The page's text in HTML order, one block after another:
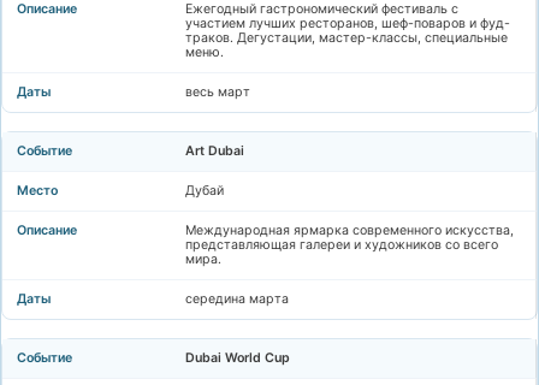
Ежегодный гастрономический фестиваль с
участием лучших ресторанов, шеф-поваров и фуд-
траков. Дегустации, мастер-классы, специальные
меню.
весь март
Art Dubai
Дубай
Международная ярмарка современного искусства,
представляющая галереи и художников со всего
мира.
середина марта
Dubai World Cup